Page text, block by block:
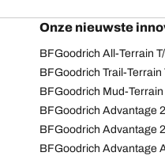
Onze nieuwste
BFGoodrich All-Terrain
BFGoodrich Trail-Terrain
BFGoodrich Mud-Terrain
BFGoodrich Advantage 2
BFGoodrich Advantage
BFGoodrich Advantage